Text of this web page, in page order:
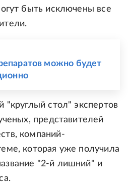
быть исключены все
можно будет
"круглый стол" экспертов
представителей
компаний-
которая уже получила
"2-й лишний" и